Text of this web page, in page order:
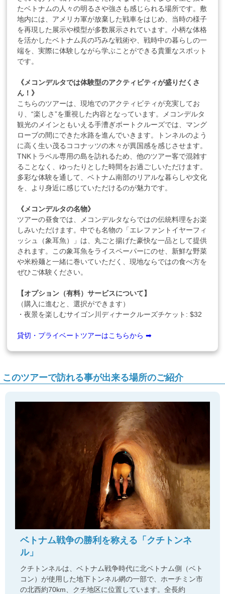
たベトナムの人々の明るさや強さも感じられる場所です。敷
地内には、アメリカ軍が放棄した戦車をはじめ、当時の様子
を再現した展示や模型が多数展示されています。小柄な体格
を活かしたベトナム兵の巧みな戦術や、戦時中の暮らしの一
端を、実際に体験しながら学ぶことができる貴重なスポット
です。
《メコンデルタでは体験型のアクティビティが盛りだくさ
ん！》
こちらのツアーは、現地でのアクティビティが充実してお
り、“楽しさ”を重視した内容となっています。メコンデルタ
観光のメインともいえる手漕ぎボートクルーズでは、マング
ローブの間にできた水路を進んでいきます。トンネルのよう
に高く生い茂るココナッツの木々が異国感を感じさせます。
TNKトラベル専用の島を訪れるため、他のツアー客で混雑す
ることなく、ゆったりとした時間をお過ごしいただけます。
多彩な体験を通して、ベトナム南部のリアルな暮らしや文化
を、より身近に感じていただけるのが魅力です。
《メコンデルタの名物》
ツアーの昼食では、メコンデルタならではの伝統料理をお楽
しみいただけます。中でも名物の「エレファントイヤーフィ
ッシュ（象耳魚）」は、丸ごと揚げた豪快な一品として提供
されます。この象耳魚をライスペーパーにのせ、新鮮な野菜
や米粉麺と一緒に巻いていただく、現地ならではの食べ方を
ぜひご体験ください。
【オプション（有料）サービスについて】
（購入に進むと、選択ができます）
・夜景を楽しむサイゴン川ディナークルーズチケット: $32
貸切・プライベートツアーはこちらから ➡
このツアーで訪れる事が出来る場所のご紹介
ベトナム戦争の勝利を称える「クチトンネ
ル」
クチトンネルは、ベトナム戦争時代に北ベトナム側（ベト
コン）が使用した地下トンネル網の一部で、ホーチミン市
の北西約70km、クチ地区に位置しています。全長約